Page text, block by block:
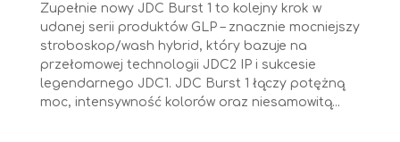
Zupełnie nowy JDC Burst 1 to kolejny krok w
udanej serii produktów GLP – znacznie mocniejszy
stroboskop/wash hybrid, który bazuje na
przełomowej technologii JDC2 IP i sukcesie
legendarnego JDC1. JDC Burst 1 łączy potężną
moc, intensywność kolorów oraz niesamowitą...